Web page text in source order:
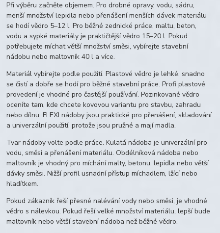
Při výběru začněte objemem. Pro drobné opravy, vodu, sádru,
menší množství lepidla nebo přenášení menších dávek materiálu
se hodí vědro 5–12 l. Pro běžné zednické práce, maltu, beton,
vodu a sypké materiály je praktičtější vědro 15–20 l. Pokud
potřebujete míchat větší množství směsi, vybírejte stavební
nádobu nebo maltovník 40 l a více.
Materiál vybírejte podle použití. Plastové vědro je lehké, snadno
se čistí a dobře se hodí pro běžné stavební práce. Profi plastové
provedení je vhodné pro častější používání. Pozinkované vědro
oceníte tam, kde chcete kovovou variantu pro stavbu, zahradu
nebo dílnu. FLEXI nádoby jsou praktické pro přenášení, skladování
a univerzální použití, protože jsou pružné a mají madla.
Tvar nádoby volte podle práce. Kulatá nádoba je univerzální pro
vodu, směsi a přenášení materiálu. Obdélníková nádoba nebo
maltovník je vhodný pro míchání malty, betonu, lepidla nebo větší
dávky směsi. Nižší profil usnadní přístup míchadlem, lžící nebo
hladítkem.
Pokud zákazník řeší přesné nalévání vody nebo směsi, je vhodné
vědro s nálevkou. Pokud řeší velké množství materiálu, lepší bude
maltovník nebo větší stavební nádoba než běžné vědro.